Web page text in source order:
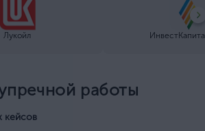
Лукойл
работы
кейсов